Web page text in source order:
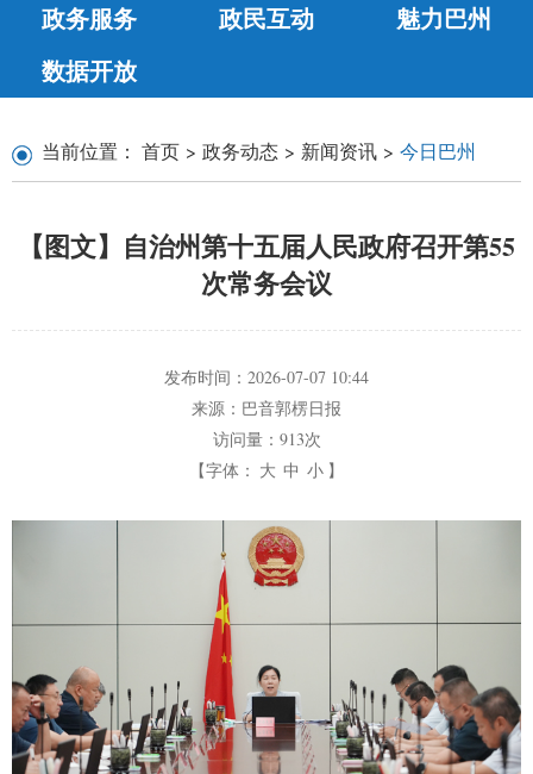
政务服务
政民互动
魅力巴州
数据开放
当前位置： 首页 > 政务动态 > 新闻资讯 > 今日巴州
【图文】自治州第十五届人民政府召开第55
次常务会议
发布时间： 2026-07-07 10:44
来源： 巴音郭楞日报
访问量： 913次
【字体： 大 中 小 】